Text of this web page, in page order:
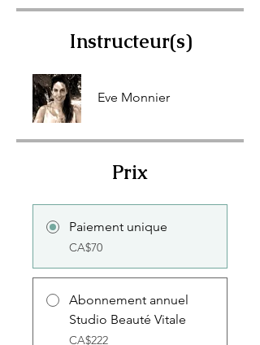
Instructeur(s)
Eve Monnier
Prix
Paiement unique
CA$70
Abonnement annuel
Studio Beauté Vitale
CA$222